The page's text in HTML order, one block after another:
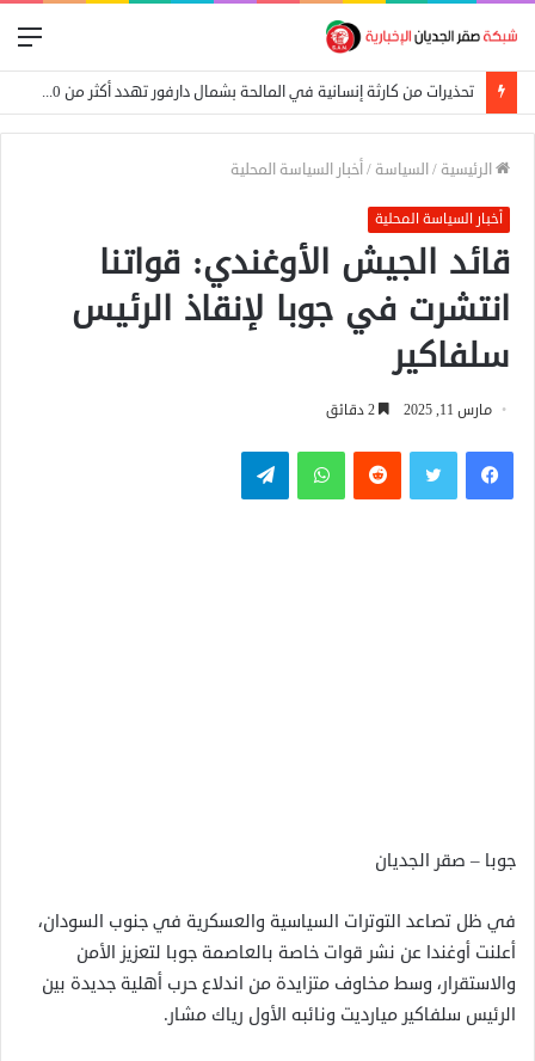
تحذيرات من كارثة إنسانية في المالحة بشمال دارفور تهدد أكثر من 270 ألف شخص
الرئيسية /السياسة /أخبار السياسة المحلية
أخبار السياسة المحلية
قائد الجيش الأوغندي: قواتنا
انتشرت في جوبا لإنقاذ الرئيس
سلفاكير
مارس 11, 2025
فيسبوكتويتر واتساب تيلقرام
جوبا – صقر الجديان
في ظل تصاعد التوترات السياسية والعسكرية في جنوب السودان،
أعلنت أوغندا عن نشر قوات خاصة بالعاصمة جوبا لتعزيز الأمن
والاستقرار، وسط مخاوف متزايدة من اندلاع حرب أهلية جديدة بين
الرئيس سلفاكير ميارديت ونائبه الأول رياك مشار.